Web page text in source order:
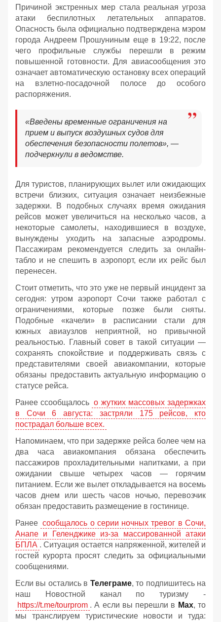
Причиной экстренных мер стала реальная угроза
атаки беспилотных летательных аппаратов.
Опасность была официально подтверждена мэром
города Андреем Прошуниным еще в 19:22, после
чего профильные службы перешли в режим
повышенной готовности. Для авиасообщения это
означает автоматическую остановку всех операций
на взлетно-посадочной полосе до особого
распоряжения.
«Введены временные ограничения на
прием и выпуск воздушных судов для
обеспечения безопасности полетов», —
подчеркнули в ведомстве.
Для туристов, планирующих вылет или ожидающих
встречи близких, ситуация означает неизбежные
задержки. В подобных случаях время ожидания
рейсов может увеличиться на несколько часов, а
некоторые самолеты, находившиеся в воздухе,
вынуждены уходить на запасные аэродромы.
Пассажирам рекомендуется следить за онлайн-
табло и не спешить в аэропорт, если их рейс был
перенесен.
Стоит отметить, что это уже не первый инцидент за
сегодня: утром аэропорт Сочи также работал с
ограничениями, которые позже были сняты.
Подобные «качели» в расписании стали для
южных авиаузлов неприятной, но привычной
реальностью. Главный совет в такой ситуации —
сохранять спокойствие и поддерживать связь с
представителями своей авиакомпании, которые
обязаны предоставить актуальную информацию о
статусе рейса.
Ранее ссообщалось о жутких массовых задержках
в Сочи 6 августа: застряли 175 рейсов, кто
пострадал больше всех.
Напоминаем, что при задержке рейса более чем на
два часа авиакомпания обязана обеспечить
пассажиров прохладительными напитками, а при
ожидании свыше четырех часов — горячим
питанием. Если же вылет откладывается на восемь
часов днем или шесть часов ночью, перевозчик
обязан предоставить размещение в гостинице.
Ранее сообщалось о серии ночных тревог в Сочи,
Анапе и Геленджике из-за массированной атаки
БПЛА . Ситуация остается напряженной, жителей и
гостей курорта просят следить за официальными
сообщениями.
Если вы остались в Телеграме, то подпишитесь на
наш Новостной канал по туризму -
https://t.me/tourprom . А если вы перешли в Мах, то
мы транслируем туристические новости и туда: